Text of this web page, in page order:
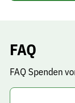
FAQ
FAQ Spenden